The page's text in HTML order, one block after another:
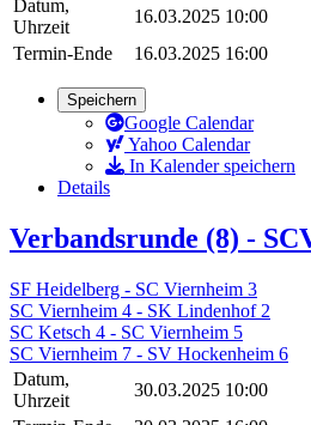
Datum,
Uhrzeit
16.03.2025 10:00
Termin-Ende
16.03.2025 16:00
Speichern
Google Calendar
Yahoo Calendar
In Kalender speichern
Details
Verbandsrunde (8) -
SF Heidelberg - SC Viernheim 3
SC Viernheim 4 - SK Lindenhof 2
SC Ketsch 4 - SC Viernheim 5
SC Viernheim 7 - SV Hockenheim 6
Datum,
Uhrzeit
30.03.2025 10:00